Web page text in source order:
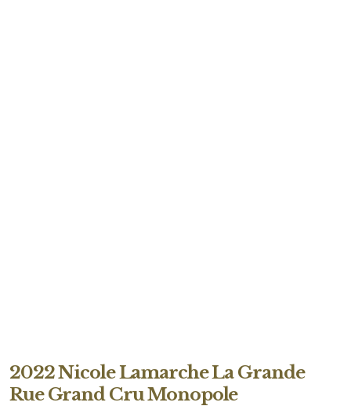
2022 Nicole Lamarche La Grande
Rue Grand Cru Monopole